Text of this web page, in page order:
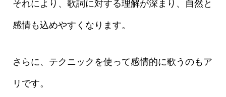
それにより、歌詞に対する理解が深まり、自然と
感情も込めやすくなります。
さらに、テクニックを使って感情的に歌うのもア
リです。